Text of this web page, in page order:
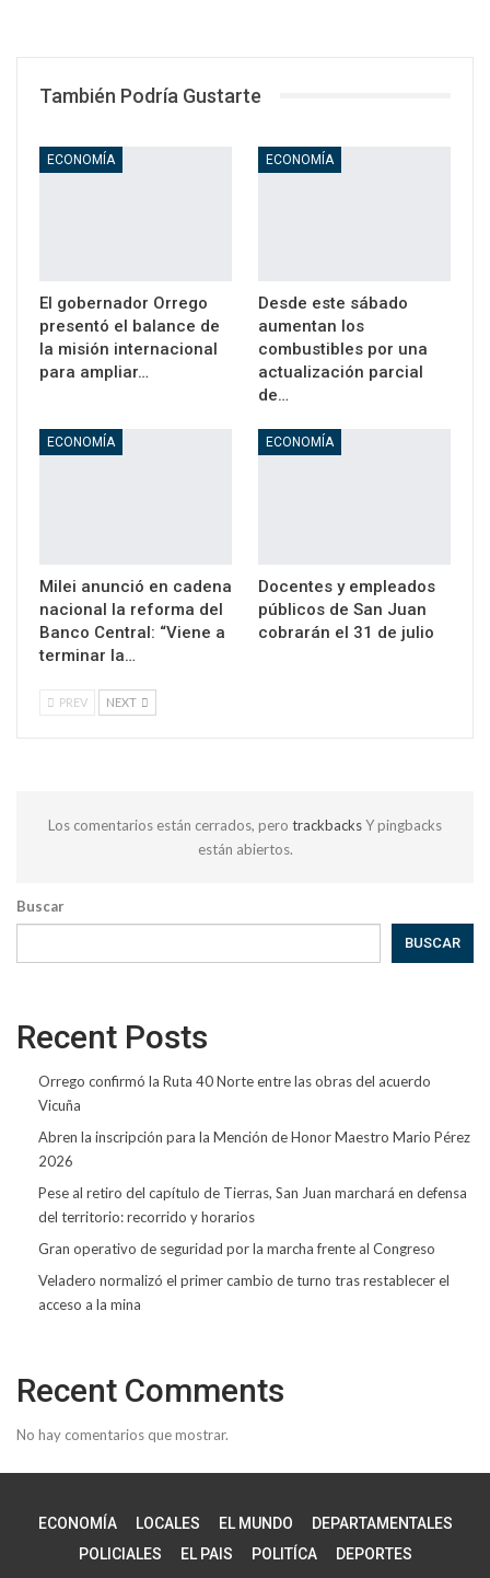
También Podría Gustarte
ECONOMÍA
El gobernador Orrego
presentó el balance de
la misión internacional
para ampliar…
ECONOMÍA
Desde este sábado
aumentan los
combustibles por una
actualización parcial
de…
ECONOMÍA
Milei anunció en cadena
nacional la reforma del
Banco Central: “Viene a
terminar la…
ECONOMÍA
Docentes y empleados
públicos de San Juan
cobrarán el 31 de julio
PREV NEXT
Los comentarios están cerrados, pero trackbacksY pingbacks
están abiertos.
Buscar
BUSCAR
Recent Posts
Orrego confirmó la Ruta 40 Norte entre las obras del acuerdo
Vicuña
Abren la inscripción para la Mención de Honor Maestro Mario Pérez
2026
Pese al retiro del capítulo de Tierras, San Juan marchará en defensa
del territorio: recorrido y horarios
Gran operativo de seguridad por la marcha frente al Congreso
Veladero normalizó el primer cambio de turno tras restablecer el
acceso a la mina
Recent Comments
No hay comentarios que mostrar.
ECONOMÍA LOCALES EL MUNDO
DEPARTAMENTALES
POLICIALES
EL PAIS POLITÍCA DEPORTES